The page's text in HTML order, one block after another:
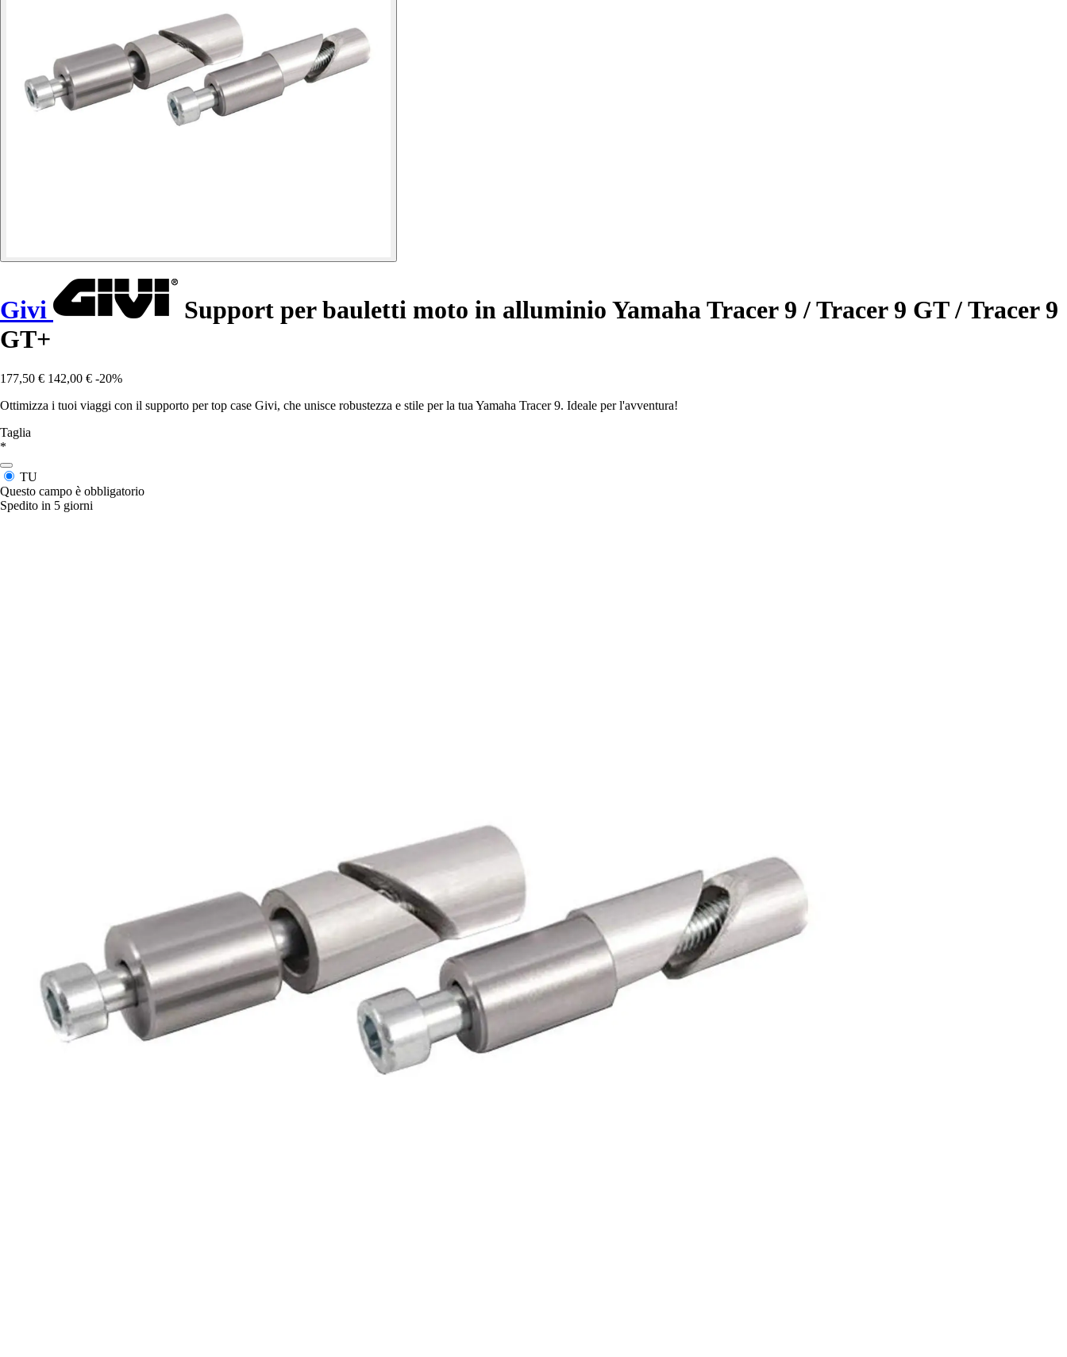
Givi
Support per bauletti moto in alluminio Yamaha Tracer 9 / Tracer 9 GT / Tracer 9
GT+
177,50 € 142,00 € -20%
Ottimizza i tuoi viaggi con il supporto per top case Givi, che unisce robustezza e stile per la tua Yamaha Tracer 9. Ideale per l'avventura!
Taglia
*
TU
Questo campo è obbligatorio
Spedito in 5 giorni